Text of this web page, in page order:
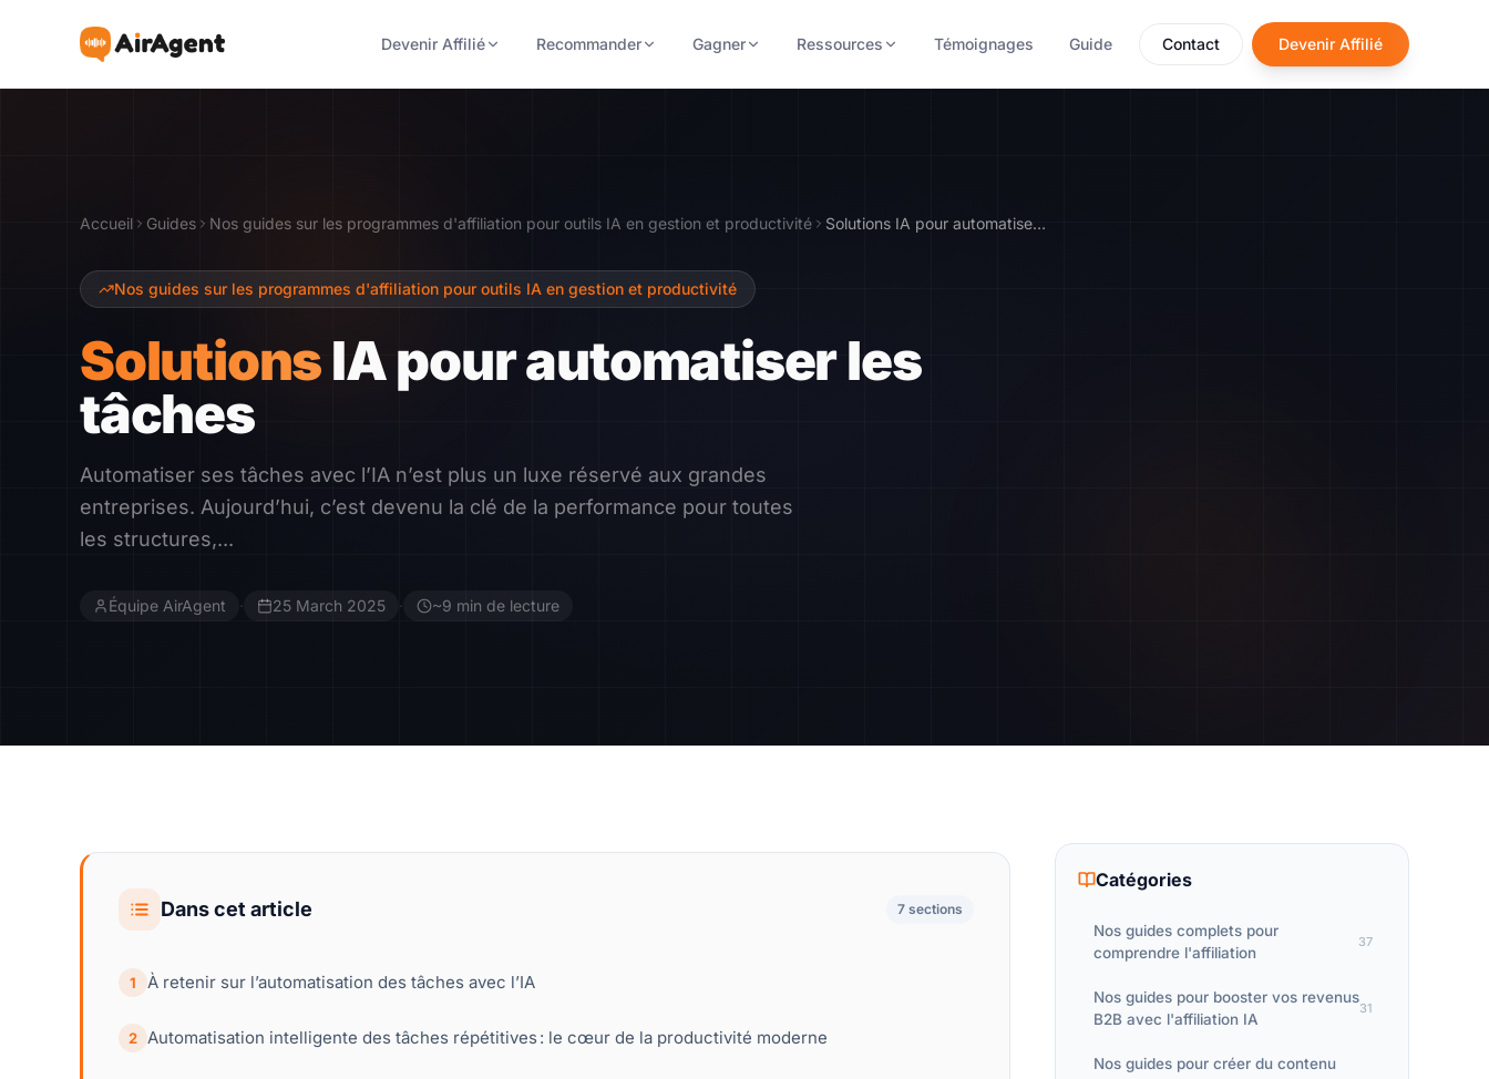
Devenir Affilié Recommander Gagner Ressources Témoignages Guide Contact Devenir Affilié
Gagner
Témoignages
Accueil Guides Nos guides sur les programmes d'affiliation pour outils IA en gestion et productivité Solutions IA pour automatiser les tâches
Nos guides sur les programmes d'affiliation pour outils IA en gestion et productivité
SolutionsIA pour automatiser les
tâches
Automatiser ses tâches avec l’IA n’est plus un luxe réservé aux grandes
entreprises. Aujourd’hui, c’est devenu la clé de la performance pour toutes
les structures,...
Équipe AirAgent · 25 March 2025 · ~9 min de lecture
Dans cet article 7 sections
1 À retenir sur l’automatisation des tâches avec l’IA
2 Automatisation intelligente des tâches répétitives : le cœur de la productivité moderne
Catégories
Nos guides complets pour
comprendre l'affiliation
37
Nos guides pour booster vos revenus
B2B avec l'affiliation IA
31
Nos guides pour créer du contenu